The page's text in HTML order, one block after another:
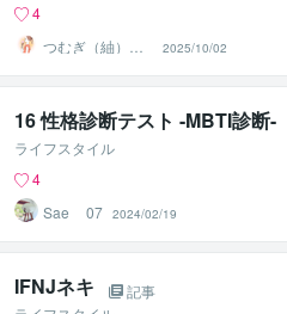
4
つむぎ（紬）♡
心のデトックス
2025/10/02
16 性格診断テスト -MBTI診断-
ライフスタイル
4
Sae__07 2024/02/19
IFNJネキ
記事